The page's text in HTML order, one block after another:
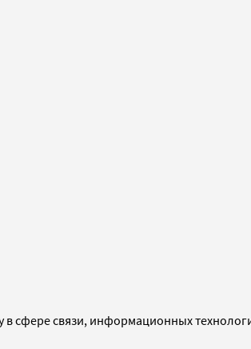
сфере связи, информационных